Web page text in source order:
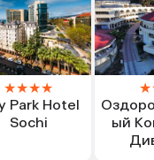
★★★★
Park Hotel
Sochi
★
ый